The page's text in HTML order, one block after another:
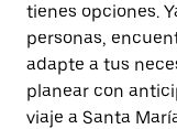
tienes opciones.
personas,
adapte a tus
planear con
viaje a Santa